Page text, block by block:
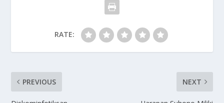
RATE:
PREVIOUS NEXT